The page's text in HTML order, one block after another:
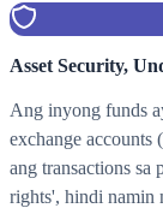
Asset Security,
Ang inyong funds
exchange
ang transactions
rights', hindi namin